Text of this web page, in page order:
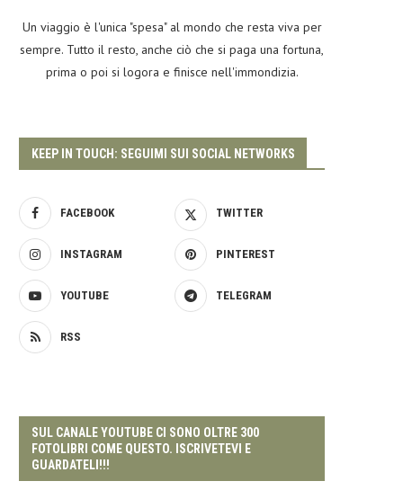
Un viaggio è l'unica "spesa" al mondo che resta viva per
sempre. Tutto il resto, anche ciò che si paga una fortuna,
prima o poi si logora e finisce nell'immondizia.
KEEP IN TOUCH: SEGUIMI SUI SOCIAL NETWORKS
FACEBOOK TWITTER
INSTAGRAM PINTEREST
YOUTUBE TELEGRAM
RSS
SUL CANALE YOUTUBE CI SONO OLTRE 300
FOTOLIBRI COME QUESTO. ISCRIVETEVI E
GUARDATELI!!!